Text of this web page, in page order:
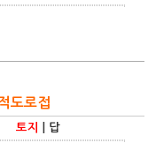
도로접
토지 답